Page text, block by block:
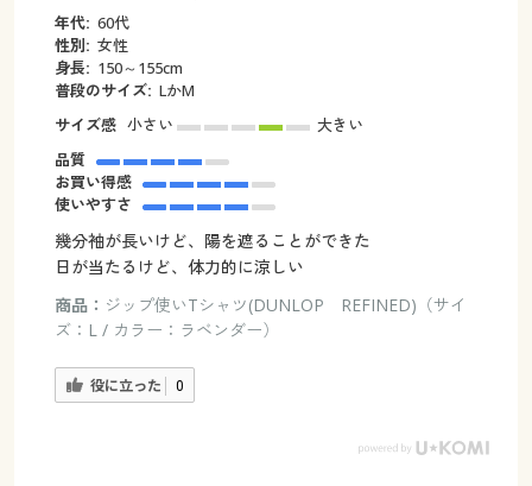
年代: 60代
性別: 女性
身長: 150～155cm
普段のサイズ: LかM
サイズ感 小さい
大きい
品質
お買い得感
使いやすさ
幾分袖が長いけど、陽を遮ることができた
日が当たるけど、体力的に涼しい
商品： ジップ使いTシャツ(DUNLOP REFINED)（サイ
ズ：L / カラー：ラベンダー）
役に立った 0